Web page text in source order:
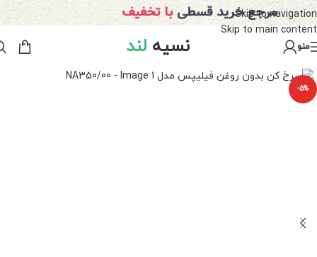
Skip to navigation
Skip to main content
منو نسیهلند
-5%